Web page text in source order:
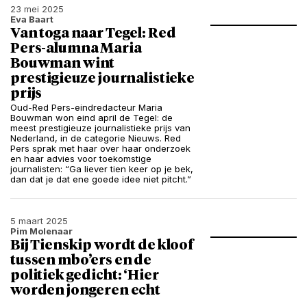
23 mei 2025
Eva Baart
Van toga naar Tegel: Red
Pers-alumna Maria
Bouwman wint
prestigieuze journalistieke
prijs
Oud-Red Pers-eindredacteur Maria
Bouwman won eind april de Tegel: de
meest prestigieuze journalistieke prijs van
Nederland, in de categorie Nieuws. Red
Pers sprak met haar over haar onderzoek
en haar advies voor toekomstige
journalisten: “Ga liever tien keer op je bek,
dan dat je dat ene goede idee niet pitcht.”
5 maart 2025
Pim Molenaar
Bij Tienskip wordt de kloof
tussen mbo’ers en de
politiek gedicht: ‘Hier
worden jongeren echt